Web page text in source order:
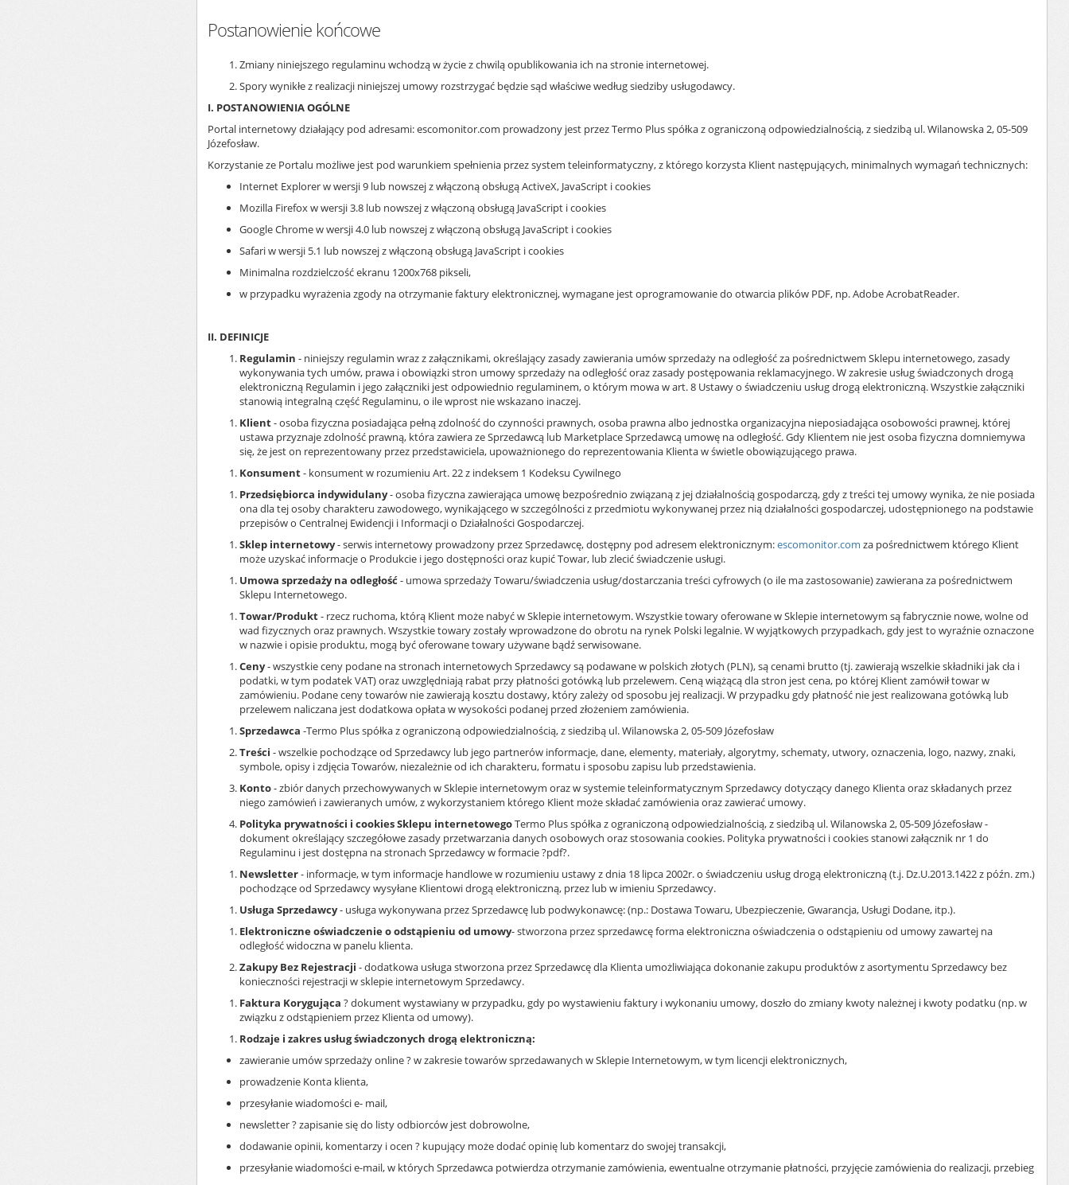
Postanowienie końcowe
Zmiany niniejszego regulaminu wchodzą w życie z chwilą opublikowania ich na stronie internetowej.
Spory wynikłe z realizacji niniejszej umowy rozstrzygać będzie sąd właściwe według siedziby usługodawcy.
I. POSTANOWIENIA OGÓLNE
Portal internetowy działający pod adresami: escomonitor.com prowadzony jest przez Termo Plus spółka z ograniczoną odpowiedzialnością, z siedzibą ul. Wilanowska 2, 05-509
Józefosław.
Korzystanie ze Portalu możliwe jest pod warunkiem spełnienia przez system teleinformatyczny, z którego korzysta Klient następujących, minimalnych wymagań technicznych:
Internet Explorer w wersji 9 lub nowszej z włączoną obsługą ActiveX, JavaScript i cookies
Mozilla Firefox w wersji 3.8 lub nowszej z włączoną obsługą JavaScript i cookies
Google Chrome w wersji 4.0 lub nowszej z włączoną obsługą JavaScript i cookies
Safari w wersji 5.1 lub nowszej z włączoną obsługą JavaScript i cookies
Minimalna rozdzielczość ekranu 1200x768 pikseli,
w przypadku wyrażenia zgody na otrzymanie faktury elektronicznej, wymagane jest oprogramowanie do otwarcia plików PDF, np. Adobe AcrobatReader.
II. DEFINICJE
Regulamin - niniejszy regulamin wraz z załącznikami, określający zasady zawierania umów sprzedaży na odległość za pośrednictwem Sklepu internetowego, zasady
wykonywania tych umów, prawa i obowiązki stron umowy sprzedaży na odległość oraz zasady postępowania reklamacyjnego. W zakresie usług świadczonych drogą
elektroniczną Regulamin i jego załączniki jest odpowiednio regulaminem, o którym mowa w art. 8 Ustawy o świadczeniu usług drogą elektroniczną. Wszystkie załączniki
stanowią integralną część Regulaminu, o ile wprost nie wskazano inaczej.
Klient- osoba fizyczna posiadająca pełną zdolność do czynności prawnych, osoba prawna albo jednostka organizacyjna nieposiadająca osobowości prawnej, której
ustawa przyznaje zdolność prawną, która zawiera ze Sprzedawcą lub Marketplace Sprzedawcą umowę na odległość. Gdy Klientem nie jest osoba fizyczna domniemywa
się, że jest on reprezentowany przez przedstawiciela, upoważnionego do reprezentowania Klienta w świetle obowiązującego prawa.
Konsument- konsument w rozumieniu Art. 22 z indeksem 1 Kodeksu Cywilnego
Przedsiębiorca indywidulany- osoba fizyczna zawierająca umowę bezpośrednio związaną z jej działalnością gospodarczą, gdy z treści tej umowy wynika, że nie posiada
ona dla tej osoby charakteru zawodowego, wynikającego w szczególności z przedmiotu wykonywanej przez nią działalności gospodarczej, udostępnionego na podstawie
przepisów o Centralnej Ewidencji i Informacji o Działalności Gospodarczej.
Sklep internetowy- serwis internetowy prowadzony przez Sprzedawcę, dostępny pod adresem elektronicznym:escomonitor.com za pośrednictwem którego Klient
może uzyskać informacje o Produkcie i jego dostępności oraz kupić Towar, lub zlecić świadczenie usługi.
Umowa sprzedaży na odległość- umowa sprzedaży Towaru/świadczenia usług/dostarczania treści cyfrowych (o ile ma zastosowanie) zawierana za pośrednictwem
Sklepu Internetowego.
Towar/Produkt- rzecz ruchoma, którą Klient może nabyć w Sklepie internetowym. Wszystkie towary oferowane w Sklepie internetowym są fabrycznie nowe, wolne od
wad fizycznych oraz prawnych. Wszystkie towary zostały wprowadzone do obrotu na rynek Polski legalnie. W wyjątkowych przypadkach, gdy jest to wyraźnie oznaczone
w nazwie i opisie produktu, mogą być oferowane towary używane bądź serwisowane.
Ceny- wszystkie ceny podane na stronach internetowych Sprzedawcy są podawane w polskich złotych (PLN), są cenami brutto (tj. zawierają wszelkie składniki jak cła i
podatki, w tym podatek VAT) oraz uwzględniają rabat przy płatności gotówką lub przelewem. Ceną wiążącą dla stron jest cena, po której Klient zamówił towar w
zamówieniu. Podane ceny towarów nie zawierają kosztu dostawy, który zależy od sposobu jej realizacji. W przypadku gdy płatność nie jest realizowana gotówką lub
przelewem naliczana jest dodatkowa opłata w wysokości podanej przed złożeniem zamówienia.
Sprzedawca -Termo Plus spółka z ograniczoną odpowiedzialnością, z siedzibą ul. Wilanowska 2, 05-509 Józefosław
Treści - wszelkie pochodzące od Sprzedawcy lub jego partnerów informacje, dane, elementy, materiały, algorytmy, schematy, utwory, oznaczenia, logo, nazwy, znaki,
symbole, opisy i zdjęcia Towarów, niezależnie od ich charakteru, formatu i sposobu zapisu lub przedstawienia.
Konto- zbiór danych przechowywanych w Sklepie internetowym oraz w systemie teleinformatycznym Sprzedawcy dotyczący danego Klienta oraz składanych przez
niego zamówień i zawieranych umów, z wykorzystaniem którego Klient może składać zamówienia oraz zawierać umowy.
Polityka prywatności i cookies Sklepu internetowegoTermo Plus spółka z ograniczoną odpowiedzialnością, z siedzibą ul. Wilanowska 2, 05-509 Józefosław -
dokument określający szczegółowe zasady przetwarzania danych osobowych oraz stosowania cookies. Polityka prywatności i cookies stanowi załącznik nr 1 do
Regulaminu i jest dostępna na stronach Sprzedawcy w formacie ?pdf?.
Newsletter- informacje, w tym informacje handlowe w rozumieniu ustawy z dnia 18 lipca 2002r. o świadczeniu usług drogą elektroniczną (t.j. Dz.U.2013.1422 z późn. zm.)
pochodzące od Sprzedawcy wysyłane Klientowi drogą elektroniczną, przez lub w imieniu Sprzedawcy.
Usługa Sprzedawcy- usługa wykonywana przez Sprzedawcę lub podwykonawcę: (np.: Dostawa Towaru, Ubezpieczenie, Gwarancja, Usługi Dodane, itp.).
Elektroniczne oświadczenie o odstąpieniu od umowy- stworzona przez sprzedawcę forma elektroniczna oświadczenia o odstąpieniu od umowy zawartej na
odległość widoczna w panelu klienta.
Zakupy Bez Rejestracji - dodatkowa usługa stworzona przez Sprzedawcę dla Klienta umożliwiająca dokonanie zakupu produktów z asortymentu Sprzedawcy bez
konieczności rejestracji w sklepie internetowym Sprzedawcy.
Faktura Korygująca ? dokument wystawiany w przypadku, gdy po wystawieniu faktury i wykonaniu umowy, doszło do zmiany kwoty należnej i kwoty podatku (np. w
związku z odstąpieniem przez Klienta od umowy).
Rodzaje i zakres usług świadczonych drogą elektroniczną:
zawieranie umów sprzedaży online ? w zakresie towarów sprzedawanych w Sklepie Internetowym, w tym licencji elektronicznych,
prowadzenie Konta klienta,
przesyłanie wiadomości e- mail,
newsletter ? zapisanie się do listy odbiorców jest dobrowolne,
dodawanie opinii, komentarzy i ocen ? kupujący może dodać opinię lub komentarz do swojej transakcji,
przesyłanie wiadomości e-mail, w których Sprzedawca potwierdza otrzymanie zamówienia, ewentualne otrzymanie płatności, przyjęcie zamówienia do realizacji, przebieg